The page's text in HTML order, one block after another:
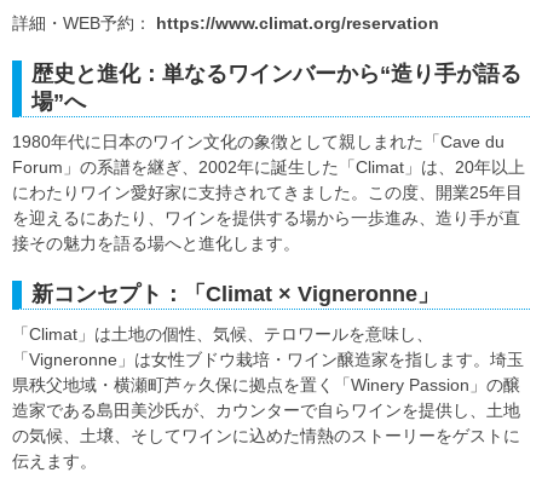
詳細・WEB予約： https://www.climat.org/reservation
歴史と進化：単なるワインバーから“造り手が語る
場”へ
1980年代に日本のワイン文化の象徴として親しまれた「Cave du
Forum」の系譜を継ぎ、2002年に誕生した「Climat」は、20年以上
にわたりワイン愛好家に支持されてきました。この度、開業25年目
を迎えるにあたり、ワインを提供する場から一歩進み、造り手が直
接その魅力を語る場へと進化します。
新コンセプト：「Climat × Vigneronne」
「Climat」は土地の個性、気候、テロワールを意味し、
「Vigneronne」は女性ブドウ栽培・ワイン醸造家を指します。埼玉
県秩父地域・横瀬町芦ヶ久保に拠点を置く「Winery Passion」の醸
造家である島田美沙氏が、カウンターで自らワインを提供し、土地
の気候、土壌、そしてワインに込めた情熱のストーリーをゲストに
伝えます。